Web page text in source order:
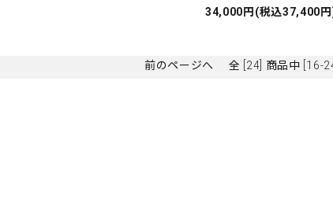
34,000円(税込37,400
前のページへ 全 [24] 商品中 [16-